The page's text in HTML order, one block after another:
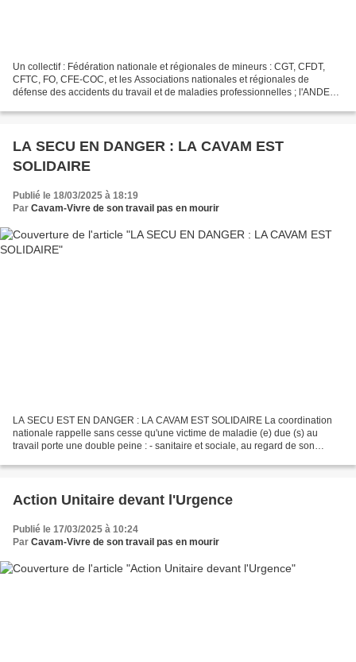
Un collectif : Fédération nationale et régionales de mineurs : CGT, CFDT,
CFTC, FO, CFE-COC, et les Associations nationales et régionales de
défense des accidents du travail et de maladies professionnelles ; l'ANDEVA
LA SECU EN DANGER : LA CAVAM EST
SOLIDAIRE
Publié le 18/03/2025 à 18:19
Par Cavam-Vivre de son travail pas en mourir
LA SECU EST EN DANGER : LA CAVAM EST SOLIDAIRE La coordination
nationale rappelle sans cesse qu'une victime de maladie (e) due (s) au
travail porte une double peine : - sanitaire et sociale, au regard de son
Action Unitaire devant l'Urgence
Publié le 17/03/2025 à 10:24
Par Cavam-Vivre de son travail pas en mourir